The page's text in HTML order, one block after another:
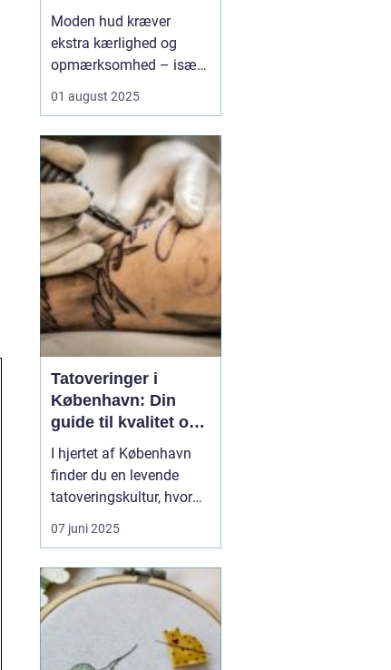
Moden hud kræver
ekstra kærlighed og
opmærksomhed – især
Med alderen bliver
og mister sin naturlige
elasticitet, hvilket gør
den mere modtagelig o...
01 august 2025
Tatoveringer i
København: Din
guide til kvalitet og
kreativitet
I hjertet af København
finder du en levende
tatoveringskultur, hvor
kunst og personlig
udtryk står i centrum.
tatovørstudier tilbyder en
bred vifte af stilarter, der
passer til enhver smag
og personlighed. Fra
07 juni 2025